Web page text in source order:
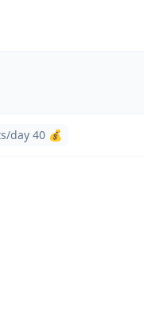
💰 40 credits/day